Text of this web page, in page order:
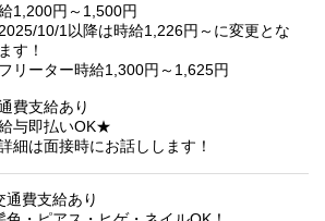
1,200円～1,500円
10/1以降は時給1,226円～に変更とな
す！
フリーター時給1,300円～1,625円
費支給あり
与即払いOK★
細は面接時にお話しします！
通費支給あり